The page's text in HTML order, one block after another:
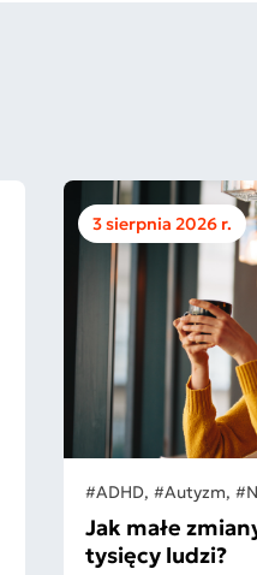
3 sierpnia 2026 r.
#ADHD, #Autyzm,
Jak małe
tysięcy ludzi?